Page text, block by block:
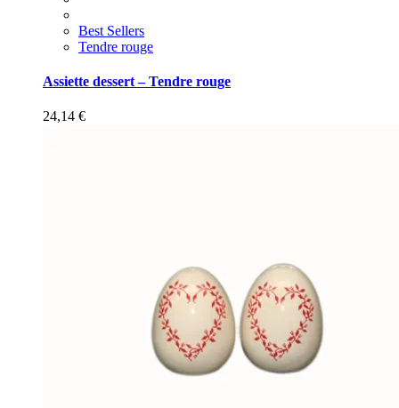
Best Sellers
Tendre rouge
Assiette dessert – Tendre rouge
24,14 €